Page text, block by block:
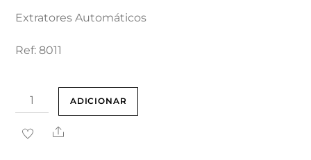
Extratores Automáticos
Ref: 8011
Quantidade
de
Nikko
ADICIONAR
Share